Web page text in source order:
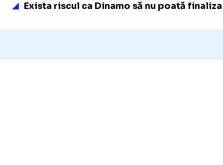
Exista riscul ca Dinamo să nu poată